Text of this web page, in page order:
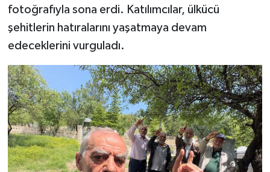
fotoğrafıyla sona erdi. Katılımcılar, ülkücü
şehitlerin hatıralarını yaşatmaya devam
edeceklerini vurguladı.